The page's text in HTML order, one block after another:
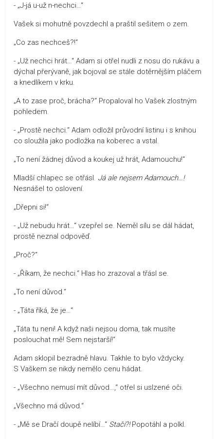
- „J-já u-už n-nechci…“
Vašek si mohutně povzdechl a praštil sešitem o zem.
„Co zas nechceš?!“
- „Už nechci hrát…“ Adam si otřel nudli z nosu do rukávu a
dýchal přerývaně, jak bojoval se stále dotěrnějším pláčem
a knedlíkem v krku.
„A to zase proč, brácha?“ Propaloval ho Vašek zlostným
pohledem.
- „Prostě nechci.“ Adam odložil průvodní listinu i s knihou
co sloužila jako podložka na koberec a vstal.
„To není žádnej důvod a koukej už hrát, Adamouchu!“
Mladší chlapec se otřásl. Já ale nejsem Adamouch…!
Nesnášel to oslovení.
„Dřepni si!“
- „Už nebudu hrát…“ vzepřel se. Neměl sílu se dál hádat,
prostě neznal odpověď.
„Proč?“
- „Říkam, že nechci.“ Hlas ho zrazoval a třásl se.
„To není důvod.“
- „Táta říká, že je…“
„Táta tu neni! A když naši nejsou doma, tak musíte
poslouchat mě! Sem nejstarší!“
Adam sklopil bezradně hlavu. Takhle to bylo vždycky.
S Vaškem se nikdy nemělo cenu hádat.
- „Všechno nemusí mít důvod…,“ otřel si uslzené oči.
„Všechno má důvod.“
- „Mě se Dračí doupě nelíbí…“ Stačí?!Popotáhl a polkl.